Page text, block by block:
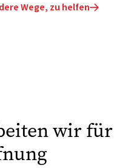
Wege, zu helfen
wir für